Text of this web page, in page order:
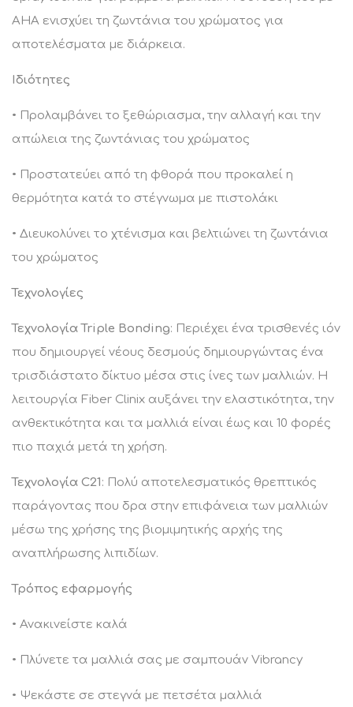
α
ΑΗΑ ενισχύει τη ζωντάνια του χρώματος για
αποτελέσματα με διάρκεια.
Ιδιότητες
• Προλαμβάνει το ξεθώριασμα, την αλλαγή και την
απώλεια της ζωντάνιας του χρώματος
• Προστατεύει από τη φθορά που προκαλεί η
θερμότητα κατά το στέγνωμα με πιστολάκι
• Διευκολύνει το χτένισμα και βελτιώνει τη ζωντάνια
του χρώματος
Τεχνολογίες
Τεχνολογία Triple Bonding: Περιέχει ένα τρισθενές ιόν
που δημιουργεί νέους δεσμούς δημιουργώντας ένα
τρισδιάστατο δίκτυο μέσα στις ίνες των μαλλιών. Η
λειτουργία Fiber Clinix αυξάνει την ελαστικότητα, την
ανθεκτικότητα και τα μαλλιά είναι έως και 10 φορές
πιο παχιά μετά τη χρήση.
Τεχνολογία C21 : Πολύ αποτελεσματικός θρεπτικός
παράγοντας που δρα στην επιφάνεια των μαλλιών
μέσω της χρήσης της βιομιμητικής αρχής της
αναπλήρωσης λιπιδίων.
Τρόπος εφαρμογής
• Ανακινείστε καλά
• Πλύνετε τα μαλλιά σας με σαμπουάν Vibrancy
• Ψεκάστε σε στεγνά με πετσέτα μαλλιά